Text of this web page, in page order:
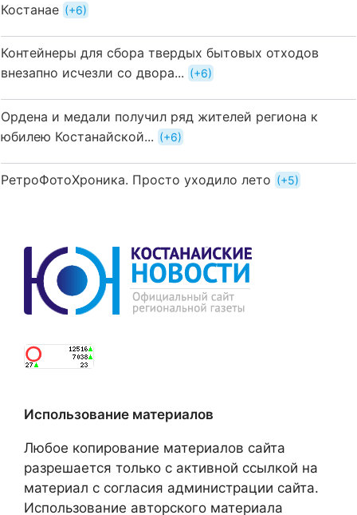
Костанае
+6
Контейнеры для сбора твердых бытовых отходов
внезапно исчезли со двора...
+6
Ордена и медали получил ряд жителей региона к
юбилею Костанайской...
+6
РетроФотоХроника. Просто уходило лето +5
Использование материалов
Любое копирование материалов сайта
разрешается только с активной ссылкой на
материал с согласия администрации сайта.
Использование авторского материала